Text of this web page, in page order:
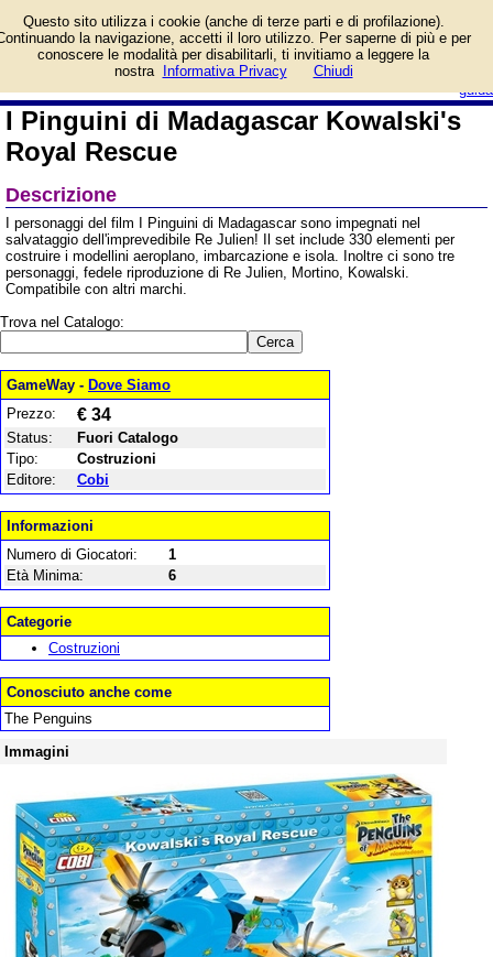
guida
di Madagascar Kowalski's
Royal Rescue e prezzo di
vendita. Prodotto da Cobi
I Pinguini di Madagascar Kowalski's
Royal Rescue
Descrizione
I personaggi del film I Pinguini di Madagascar sono impegnati nel
salvataggio dell'imprevedibile Re Julien! Il set include 330 elementi per
costruire i modellini aeroplano, imbarcazione e isola. Inoltre ci sono tre
personaggi, fedele riproduzione di Re Julien, Mortino, Kowalski.
Compatibile con altri marchi.
Trova nel Catalogo:
GameWay - Dove Siamo
Prezzo:
€ 34
Status:
Fuori Catalogo
Tipo:
Costruzioni
Editore:
Cobi
Informazioni
Numero di Giocatori:
1
Età Minima:
6
Categorie
Costruzioni
Conosciuto anche come
The Penguins
Immagini
Questo sito utilizza i cookie (anche di terze parti e di profilazione).
la navigazione, accetti il loro utilizzo. Per saperne di più e per
conoscere le modalità per disabilitarli, ti invitiamo a leggere la
nostra
Informativa Privacy Chiudi